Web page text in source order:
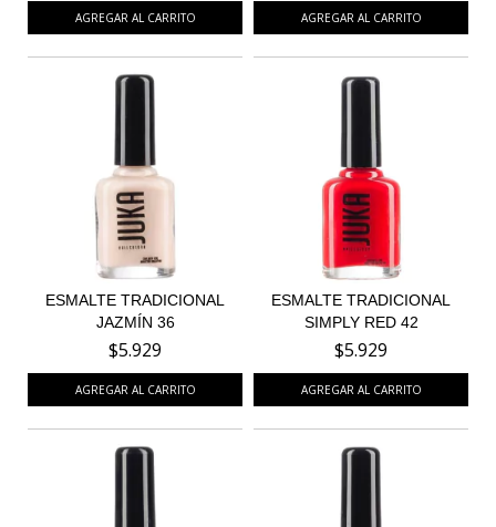
ESMALTE TRADICIONAL
JAZMÍN 36
$5.929
ESMALTE TRADICIONAL
SIMPLY RED 42
$5.929